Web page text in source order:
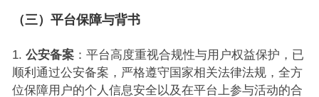
（三）平台保障与背书
公安备案：平台高度重视合规性与用户权益保护，已
顺利通过公安备案，严格遵守国家相关法律法规，全方
位保障用户的个人信息安全以及在平台上参与活动的合